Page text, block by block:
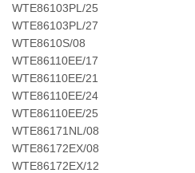
WTE86103PL/25
WTE86103PL/27
WTE8610S/08
WTE86110EE/17
WTE86110EE/21
WTE86110EE/24
WTE86110EE/25
WTE86171NL/08
WTE86172EX/08
WTE86172EX/12